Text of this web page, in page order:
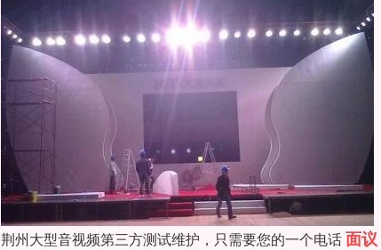
荆州大型音视频第三方测试维护，只需要您的一个电话面议